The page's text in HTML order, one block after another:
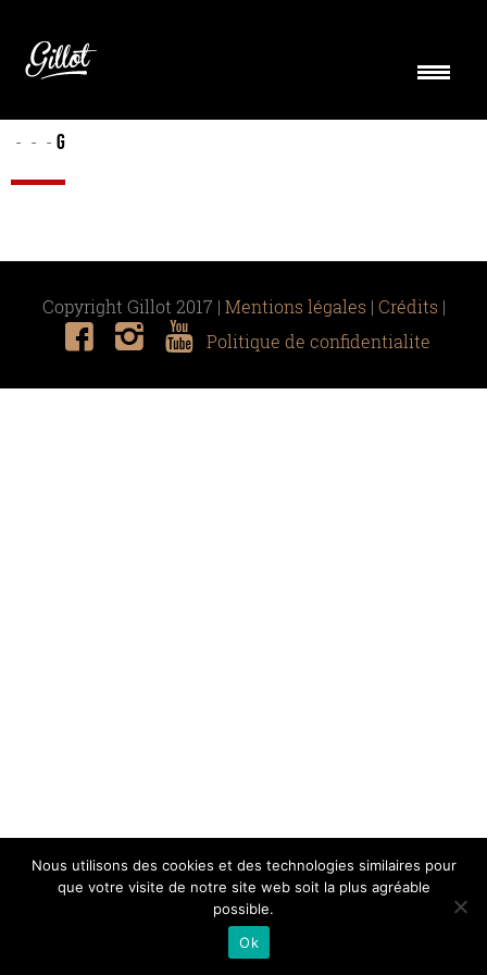
- - - G
Copyright Gillot 2017 | Mentions légales | Crédits |
Politique de confidentialite
Nous utilisons des cookies et des technologies similaires pour
que votre visite de notre site web soit la plus agréable
possible.
Ok